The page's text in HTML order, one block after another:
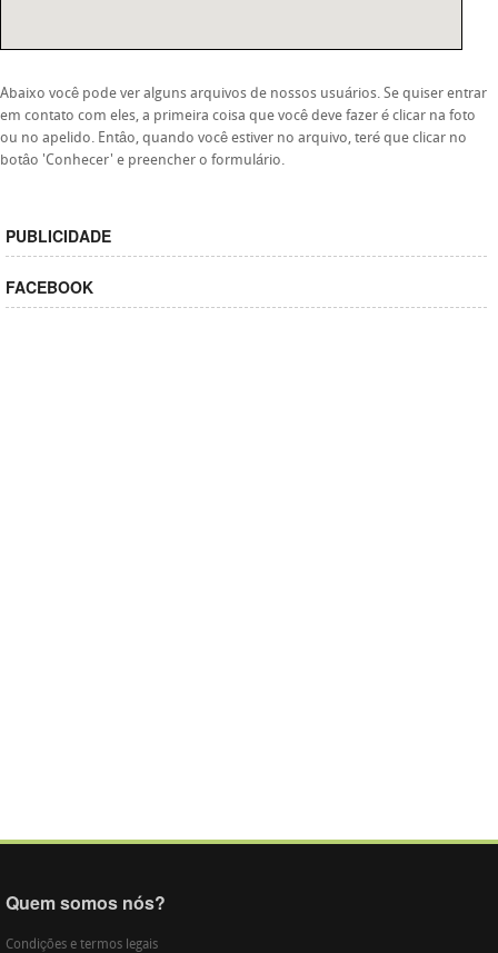
Abaixo você pode ver alguns arquivos de nossos usuários. Se quiser entrar
em contato com eles, a primeira coisa que você deve fazer é clicar na foto
ou no apelido. Entâo, quando você estiver no arquivo, teré que clicar no
botâo 'Conhecer' e preencher o formulário.
PUBLICIDADE
FACEBOOK
Quem somos nós?
Condições e termos legais